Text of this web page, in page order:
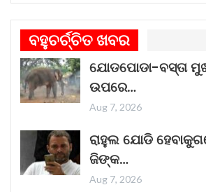
କେମିତି ଚାଲିଛି କଟକ ଐତିହାସିକ
ଗୀତଟି କାନରେ ପଡ଼ିଲେ, ଆଖି ଆଗରେ
ଓଡ଼ିଶାର ନୌବାଣିଜ୍ୟ ପରମ୍ପରା ।
ନାମ କଳିଙ୍ଗ । ପ୍ରାଚୀନ କଳିଙ୍ଗକୁ
ନୌବାଣିଜ୍ୟ
November 1, 2025
ବହୁଚର୍ଚ୍ଚିତ ଖବର
ଯୋଡପୋଡା-ବସ୍ତା
ଉପରେ…
Aug 7, 2026
ରାହୁଲ ଯୋଡି
ଜିଙ୍କ…
Aug 7, 2026